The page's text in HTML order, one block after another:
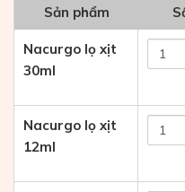
Sản phẩm
Nacurgo lọ xịt
30ml
Nacurgo lọ xịt
12ml